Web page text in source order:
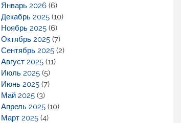
Январь 2026 (6)
Декабрь 2025 (10)
Ноябрь 2025 (6)
Октябрь 2025 (7)
Сентябрь 2025 (2)
Август 2025 (11)
Июль 2025 (5)
Июнь 2025 (7)
Май 2025 (3)
Апрель 2025 (10)
Март 2025 (4)